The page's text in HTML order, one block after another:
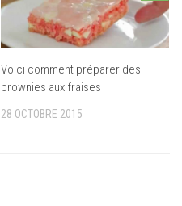
Voici comment préparer des
brownies aux fraises
28 OCTOBRE 2015